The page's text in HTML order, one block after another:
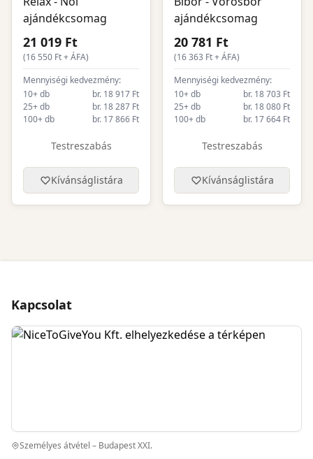
ajándékcsomag
21 019 Ft
(16 550 Ft + ÁFA)
Mennyiségi kedvezmény:
10+ db
br. 18 917 Ft
25+ db
br. 18 287 Ft
100+ db
br. 17 866 Ft
Testreszabás
Kívánságlistára
ajándékcsomag
20 781 Ft
(16 363 Ft + ÁFA)
Mennyiségi kedvezmény:
10+ db
br. 18 703 Ft
25+ db
br. 18 080 Ft
100+ db
br. 17 664 Ft
Testreszabás
Kívánságlistára
Kapcsolat
Személyes átvétel – Budapest XXI.